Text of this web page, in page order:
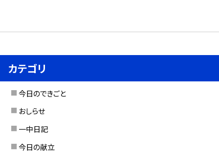
カテゴリ
今日のできごと
おしらせ
一中日記
今日の献立